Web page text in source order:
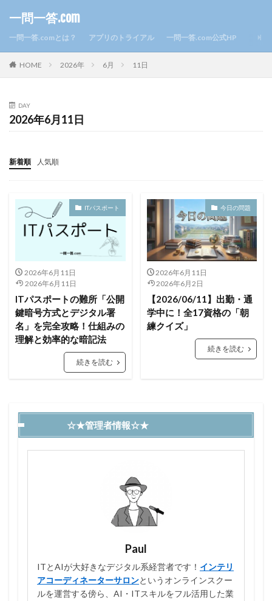
一問一答.com
一問一答.comとは？ アプリのトライアル 一問一答.com公式HP
HOME 2026年 6月 11日
DAY
2026年6月11日
新着順 人気順
ITパスポート
2026年6月11日
2026年6月11日
ITパスポートの難所「公開
鍵暗号方式とデジタル署
名」を完全攻略！仕組みの
理解と効率的な暗記法
続きを読む
今日の問題
2026年6月11日
2026年6月2日
【2026/06/11】出勤・通
学中に！全17資格の「朝
練クイズ」
続きを読む
☆★管理者情報☆★
Paul
ITとAIが大好きなデジタル系経営者です！ インテリ
アコーディネーターサロンというオンラインスクー
ルを運営する傍ら、AI・ITスキルをフル活用した業